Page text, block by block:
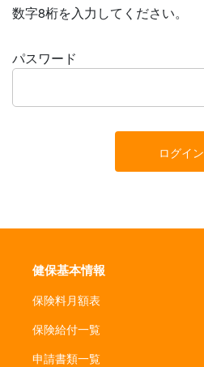
数字8桁を入力してください。
パスワード
ログイン
健保基本情報
保険料月額表
保険給付一覧
申請書類一覧